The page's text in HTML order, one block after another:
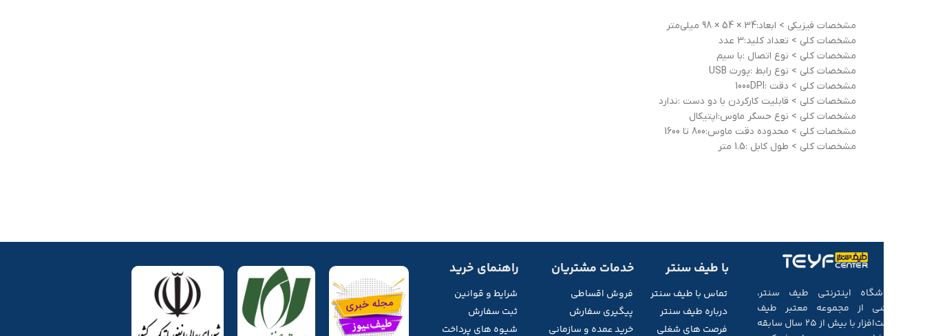
مشخصات فيزيکی > ابعاد:34 × 54 × 98 میلی‌متر
مشخصات کلی > تعداد کلید:3 عدد
مشخصات کلی > نوع اتصال :با سیم
مشخصات کلی > نوع رابط :پورت USB
مشخصات کلی > دقت :1000DPI
مشخصات کلی > قابلیت کارکردن با دو دست :ندارد
مشخصات کلی > نوع حسگر ماوس:اپتیکال
مشخصات کلی > محدوده دقت ماوس:800 تا 1600
مشخصات کلی > طول کابل :1.5 متر
فروشگاه اینترنتی طیف سنتر،
بخشی از مجموعه‌ معتبر طیف
سخت‌افزار با بیش از ۲۵ سال سابقه‌
با طیف سنتر
تماس با طیف سنتر
درباره طیف سنتر
فرصت های شغلی
خدمات مشتریان
فروش اقساطی
پیگیری سفارش
خرید عمده و سازمانی
راهنمای خرید
شرایط و قوانین
ثبت سفارش
شیوه های پرداخت